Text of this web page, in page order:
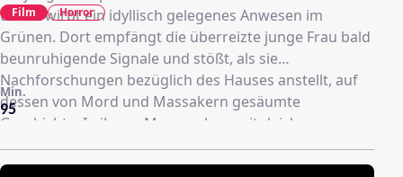
und erwirbt ein idyllisch gelegenes Anwesen im
Grünen. Dort empfängt die überreizte junge Frau bald
beunruhigende Signale und stößt, als sie
Nachforschungen bezüglich des Hauses anstellt, auf
dessen von Mord und Massakern gesäumte
Geschichte. In ihrem Mann gehen zeitgleich
merkwürdige Veränderungen vor, auch lassen ihn ihre
Enthüllungen kalt. Das wiederum lässt die Gattin
95
Min.
Film Horror